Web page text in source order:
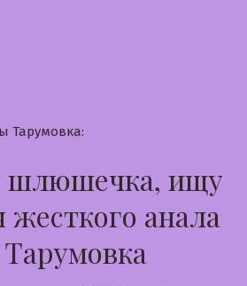
Тарумовка:
шлюшечка, ищу
жесткого анала